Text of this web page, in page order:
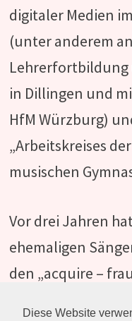
Diese Website
digitaler Medien
(unter anderem
in Dillingen und
HfM Würzburg)
„Arbeitskreises
musischen
Vor drei Jahren
ehemaligen
den „acquire –